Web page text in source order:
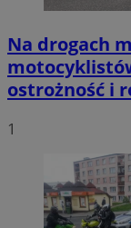
Na drogach
ostrożność i
1